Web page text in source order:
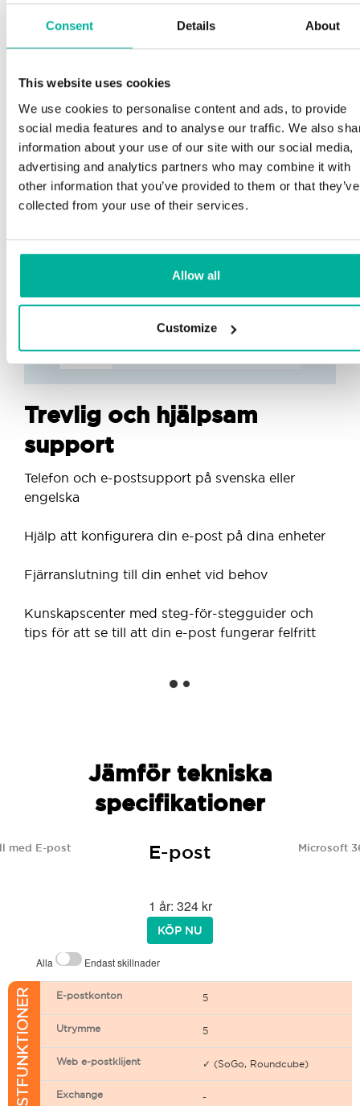
Consent Details About
This website uses cookies
We use cookies to personalise content and ads, to provide
social media features and to analyse our traffic. We also
information about your use of our site with our social media,
advertising and analytics partners who may combine it with
other information that you’ve provided to them or that they’ve
collected from your use of their services.
Allow all
Customize
Trevlig och hjälpsam
support
Telefon och e-postsupport på svenska eller
engelska
Hjälp att konfigurera din e-post på dina enheter
Fjärranslutning till din enhet vid behov
Kunskapscenter med steg-för-stegguider och
tips för att se till att din e-post fungerar felfritt
Jämför tekniska
specifikationer
med E-post E-post Microsoft
1 år: 324 kr
KÖP NU
Alla Endast skillnader
E-POSTFUNKTIONER E-postkonton 5
Utrymme 5
Web e-postklijent ✓ (SoGo, Roundcube)
Exchange -